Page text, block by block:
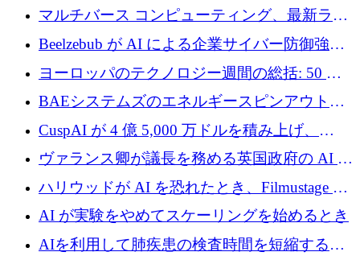
ン コンピューティングに対する DFINITY の
ビジョン
マルチバース コンピューティング、最新ラウ
ンドで最大 5 億 7,000 万ドルを目標
Beelzebub が AI による企業サイバー防御強化
のために 300 万ユーロを調達
ヨーロッパのテクノロジー週間の総括: 50 以
上の取引に 10 億ユーロ以上を投資
BAEシステムズのエネルギースピンアウト原
子力タービンが1500万ポンドの資金調達でス
テルスから浮上
CuspAI が 4 億 5,000 万ドルを積み上げ、
Resist.UA が 5,000 万ユーロの基金を立ち上
げ、DSIT が廃止される
ヴァランス卿が議長を務める英国政府の AI タ
スクフォースが発足
ハリウッドが AI を恐れたとき、Filmustage は
代わりにプリプロダクションに賭けました
AI が実験をやめてスケーリングを始めるとき
AIを利用して肺疾患の検査時間を短縮する英